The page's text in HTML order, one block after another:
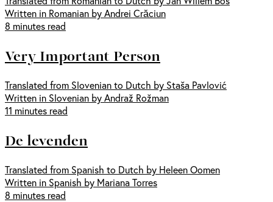
Written in Romanian by Andrei Crăciun
8 minutes read
Very Important Person
Translated from Slovenian to Dutch by Staša Pavlović
Written in Slovenian by Andraž Rožman
11 minutes read
De levenden
Translated from Spanish to Dutch by Heleen Oomen
Written in Spanish by Mariana Torres
8 minutes read